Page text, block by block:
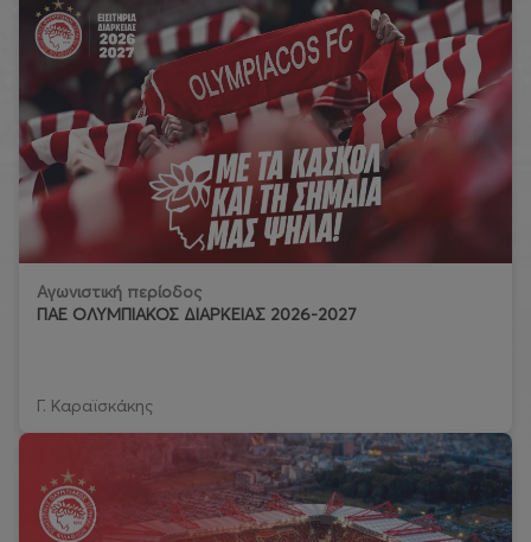
Αγωνιστική περίοδος
ΠΑΕ ΟΛΥΜΠΙΑΚΟΣ ΔΙΑΡΚΕΙΑΣ 2026-2027
Γ. Καραϊσκάκης